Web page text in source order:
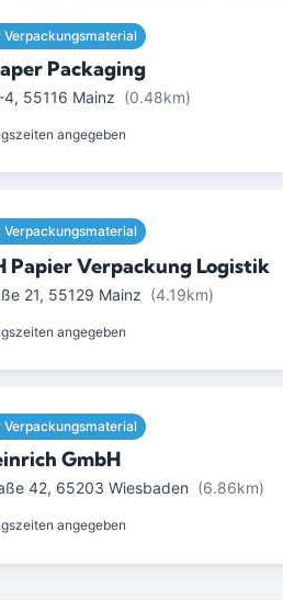
Verpackungsmaterial
Packaging
4, 55116 Mainz (0.48km)
angegeben
Verpackungsmaterial
Papier Verpackung Logistik
21, 55129 Mainz (4.19km)
angegeben
Verpackungsmaterial
GmbH
42, 65203 Wiesbaden (6.86km)
angegeben